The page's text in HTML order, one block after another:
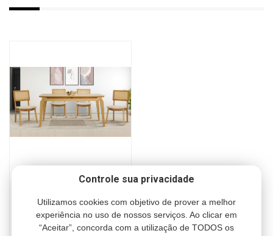
Controle sua privacidade
Utilizamos cookies com objetivo de prover a melhor
experiência no uso de nossos serviços. Ao clicar em
“Aceitar”, concorda com a utilização de TODOS os
Descrição:
Produzido em madeira de Tauari, assento estofado e encosto em
tela sextavada.
A86 x L48 x P57
R$ 2.390,00
ou 6 x R$ 398,33